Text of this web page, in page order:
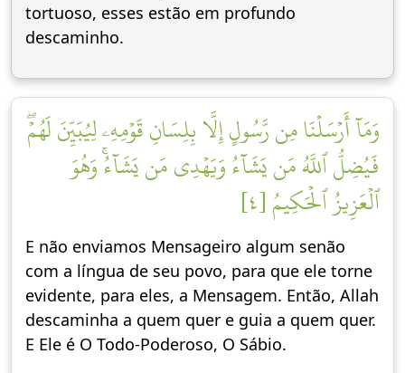
tortuoso, esses estão em profundo
descaminho.
وَمَآ أَرۡسَلۡنَا مِن رَّسُولٍ إِلَّا بِلِسَانِ قَوۡمِهِۦ لِيُبَيِّنَ لَهُمۡۖ
فَيُضِلُّ ٱللَّهُ مَن يَشَآءُ وَيَهۡدِي مَن يَشَآءُۚ وَهُوَ
ٱلۡعَزِيزُ ٱلۡحَكِيمُ [٤]
E não enviamos Mensageiro algum senão
com a língua de seu povo, para que ele torne
evidente, para eles, a Mensagem. Então, Allah
descaminha a quem quer e guia a quem quer.
E Ele é O Todo-Poderoso, O Sábio.